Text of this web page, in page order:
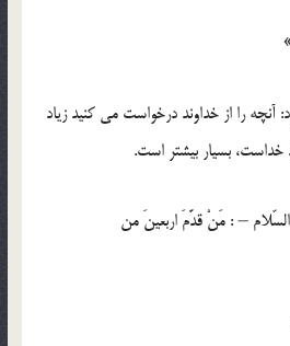
آنچه را از خداوند درخواست مي كنيد زياد
خداست، بسيار بيشتر است.